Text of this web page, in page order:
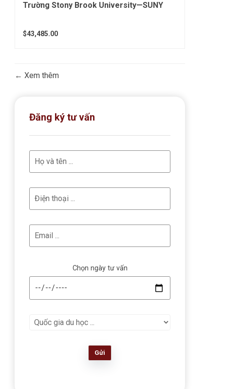
Trường Stony Brook University—SUNY
$43,485.00
Xem thêm
Đăng ký tư vấn
Chọn ngày tư vấn
Gửi